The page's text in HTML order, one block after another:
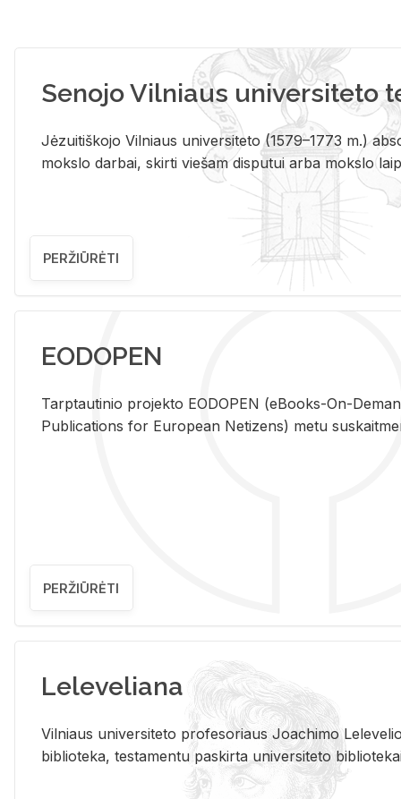
Senojo Vilniaus universiteto
Jėzuitiškojo Vilniaus universiteto (1579–1773 m.)
mokslo darbai, skirti viešam disputui arba mokslo
PERŽIŪRĖTI
EODOPEN
Tarp­tau­ti­nio pro­jek­to EO­DO­PEN (eBo­oks-On-
Pub­li­ca­tions for Eu­ro­pe­an Ne­ti­zens) metu
PERŽIŪRĖTI
Leleveliana
Vil­niaus uni­ver­si­te­to pro­fe­so­riaus Jo­a­chi­mo
bi­b­lio­te­ka, te­sta­men­tu pa­skir­ta uni­ver­si­te­to